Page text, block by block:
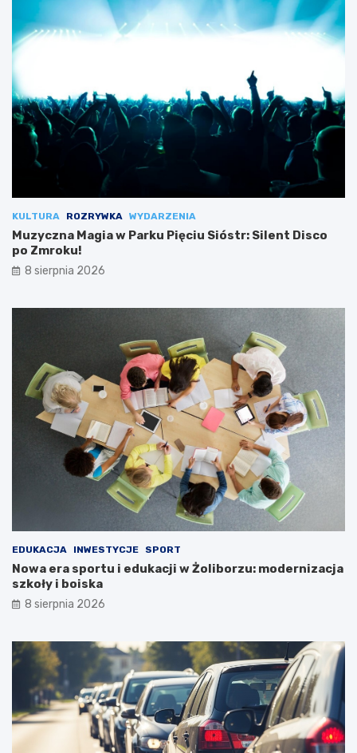
KULTURA ROZRYWKA WYDARZENIA
Muzyczna Magia w Parku Pięciu Sióstr: Silent Disco
po Zmroku!
8 sierpnia 2026
EDUKACJA INWESTYCJE SPORT
Nowa era sportu i edukacji w Żoliborzu: modernizacja
szkoły i boiska
8 sierpnia 2026